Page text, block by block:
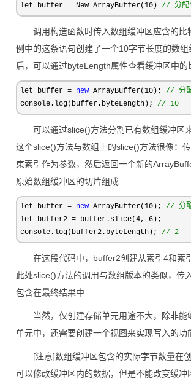
let buffer = New ArrayBuffer(10) // 分配
调用构造函数时传入数组缓冲区应含的比
例中的这条语句创建了一个10字节长度的数
后，可以通过byteLength属性查看缓冲区中的
let buffer = new ArrayBuffer(10); // 分
console.log(buffer.byteLength); // 10
可以通过slice()方法分割已有数组缓冲区来
这个slice()方法与数组上的slice()方法很像：
束索引作为参数，然后返回一个新的
原始数组缓冲区的切片组成
let buffer = new ArrayBuffer(10); // 分
let buffer2 = buffer.slice(4, 6 );
console.log(buffer2.byteLength); // 2
在这段代码中，buffer2创建从索引4和索引
此处slice()方法的调用与数组版本的类似，传
包含在最终结果中
当然，仅创建存储单元用途不大，除非能
单元中，还需要创建一个视图来实现写入的功
[注意]数组缓冲区包含的实际字节数量在创
可以修改缓冲区内的数据，但是不能改变缓冲